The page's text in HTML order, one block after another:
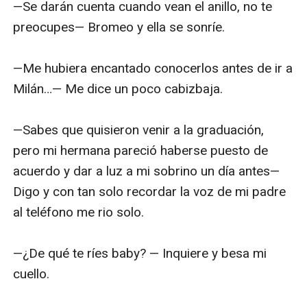
—Se darán cuenta cuando vean el anillo, no te
preocupes— Bromeo y ella se sonríe.
—Me hubiera encantado conocerlos antes de ir a
Milán…— Me dice un poco cabizbaja.
—Sabes que quisieron venir a la graduación,
pero mi hermana pareció haberse puesto de
acuerdo y dar a luz a mi sobrino un día antes—
Digo y con tan solo recordar la voz de mi padre
al teléfono me rio solo.
—¿De qué te ríes baby? — Inquiere y besa mi
cuello.